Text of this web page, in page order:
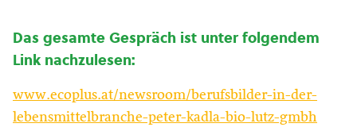
Das gesamte Gespräch ist unter folgendem
Link nachzulesen:
www.ecoplus.at/newsroom/berufsbilder-in-der-
lebensmittelbranche-peter-kadla-bio-lutz-gmbh